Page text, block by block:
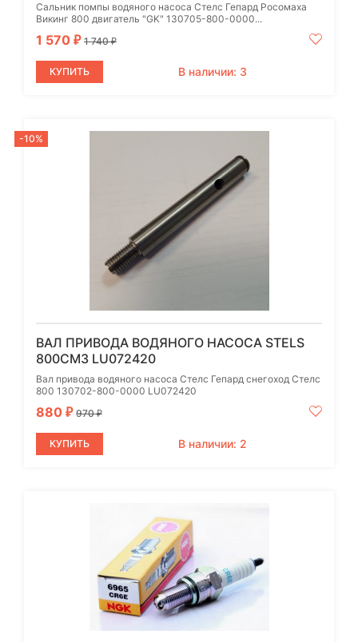
Сальник помпы водяного насоса Стелс Гепард Росомаха
Викинг 800 двигатель "GK" 130705-800-0000...
1 570 ₽ 1 740₽
КУПИТЬ В наличии: 3
-10%
ВАЛ ПРИВОДА ВОДЯНОГО НАСОСА STELS
800СМ3 LU072420
Вал привода водяного насоса Стелс Гепард снегоход Стелс
800 130702-800-0000 LU072420
880 ₽ 970₽
КУПИТЬ В наличии: 2